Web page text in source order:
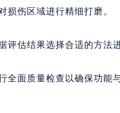
损伤区域进行精细打磨。
评估结果选择合适的方法
全面质量检查以确保功能